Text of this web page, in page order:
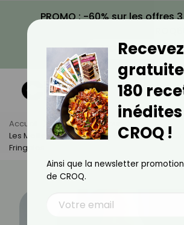
PROMO : -60% sur les offres
VOIR LA PROMO
Accueil Actus
Minceur
Les Meilleurs Remèdes De Grand-Mère Pour
Fringales
Recevez
180
CROQ !
Ainsi que la newsletter
de CROQ.